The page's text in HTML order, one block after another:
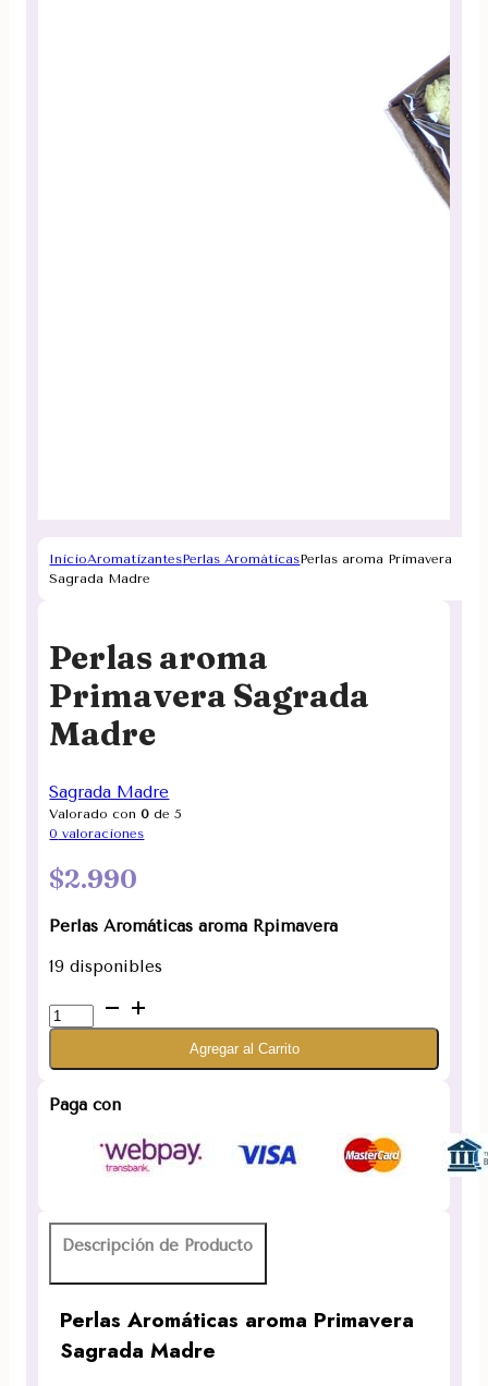
InicioAromatizantesPerlas AromáticasPerlas aroma Primavera
Sagrada Madre
Perlas aroma
Primavera Sagrada
Madre
Sagrada Madre
Valorado con0 de 5
0 valoraciones
$2.990
Perlas Aromáticas aroma Rpimavera
19 disponibles
Perlas
aroma
Madre
Agregar al Carrito
Paga con
Descripción de Producto
Perlas Aromáticas aroma Primavera
Sagrada Madre